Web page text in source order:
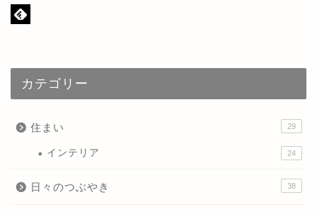
カテゴリー
住まい 29
インテリア 24
日々のつぶやき 38